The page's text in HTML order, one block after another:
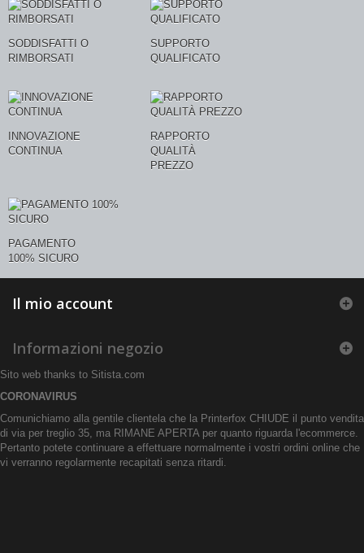
SODDISFATTI O
RIMBORSATI
SUPPORTO
QUALIFICATO
INNOVAZIONE
CONTINUA
RAPPORTO
QUALITÀ
PREZZO
PAGAMENTO
100% SICURO
Il mio account
Informazioni negozio
Sito web thanks to Sitista.com
CORONAVIRUS
Comunichiamo alla gentile clientela che la Printerfox CHIUDE il punto vendita
di via per treglio 35, ma RIMANE APERTA per quanto riguarda l'ecommerce.
Pertanto potete continuare a effettuare normalmente i vostri ordini online che
vi verranno regolarmente recapitati senza ritardi.